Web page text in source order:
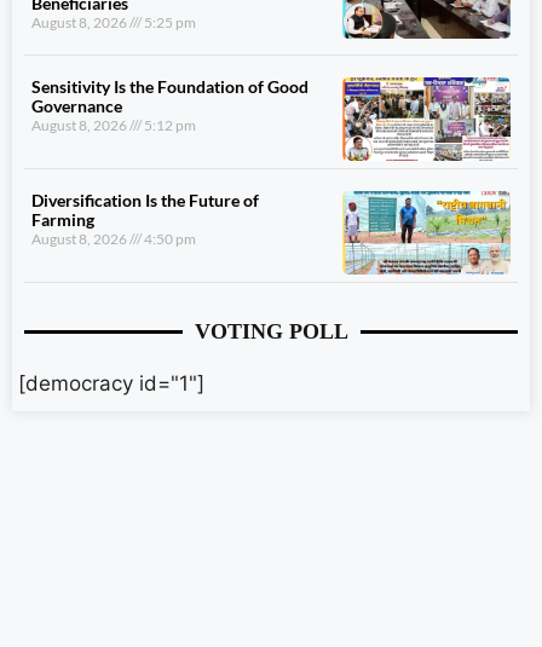
August 8, 2026 5:25 pm
Sensitivity Is the Foundation of Good
Governance
August 8, 2026 5:12 pm
Diversification Is the Future of
Farming
August 8, 2026 4:50 pm
VOTING POLL
[democracy id="1"]